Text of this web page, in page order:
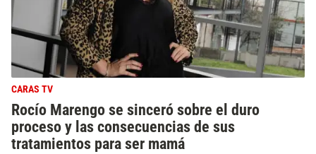
CARAS TV
Rocío Marengo se sinceró sobre el duro
proceso y las consecuencias de sus
tratamientos para ser mamá